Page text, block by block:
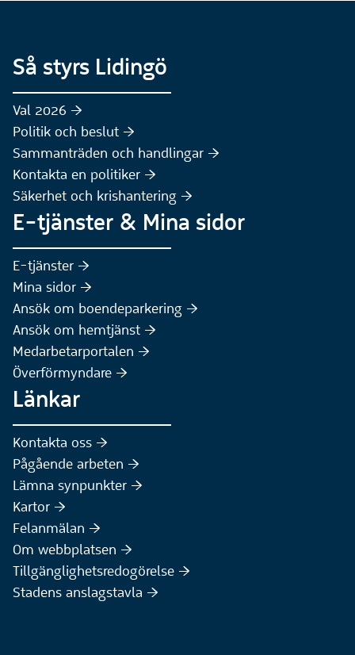
Så styrs Lidingö
Val 2026 :höger:
Politik och beslut :höger:
Sammanträden och handlingar :höger:
Kontakta en politiker :höger:
Säkerhet och krishantering :höger:
E-tjänster & Mina sidor
E-tjänster :höger:
Mina sidor :höger:
Ansök om boendeparkering :höger:
Ansök om hemtjänst :höger:
Medarbetarportalen :höger:
Överförmyndare :höger:
Länkar
Kontakta oss :höger:
Pågående arbeten :höger:
Lämna synpunkter :höger:
Kartor :höger:
Felanmälan :höger:
Om webbplatsen :höger:
Tillgänglighetsredogörelse :höger:
Stadens anslagstavla :höger: